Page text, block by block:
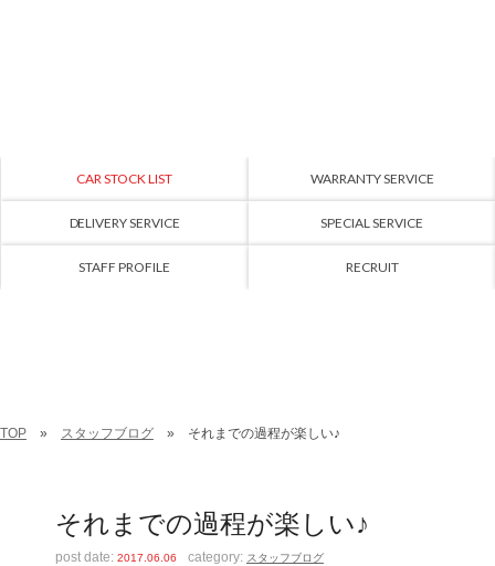
CAR STOCK LIST WARRANTY SERVICE
DELIVERY SERVICE SPECIAL SERVICE
STAFF PROFILE RECRUIT
TOP スタッフブログ それまでの過程が楽しい♪
それまでの過程が楽しい♪
post date:2017.06.06 category: スタッフブログ